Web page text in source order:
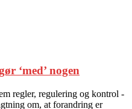
‘med’ nogen
regler, regulering og kontrol -
om, at forandring er